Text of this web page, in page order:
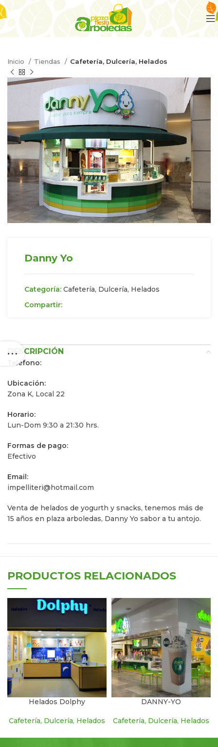
Inicio Tiendas Cafetería, Dulcería, Helados
Danny Yo
Categoría: Cafetería, Dulcería, Helados
Compartir:
DESCRIPCIÓN
Teléfono:
Ubicación:
Zona K, Local 22
Horario:
Lun-Dom 9:30 a 21:30 hrs.
Formas de pago:
Efectivo
Email:
impelliteri@hotmail.com
Venta de helados de yogurth y snacks, tenemos más de
15 años en plaza arboledas, Danny Yo sabor a tu antojo.
PRODUCTOS RELACIONADOS
Helados Dolphy
Cafetería, Dulcería, Helados
DANNY-YO
Cafetería, Dulcería, Helados